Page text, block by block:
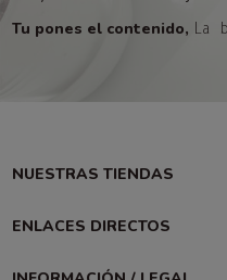
Tu pones el contenido, La
NUESTRAS TIENDAS
ENLACES DIRECTOS